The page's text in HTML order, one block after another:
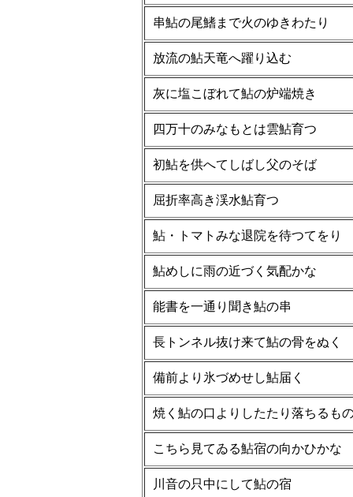
串鮎の尾鰭まで火のゆきわたり
放流の鮎天竜へ躍り込む
灰に塩こぼれて鮎の炉端焼き
四万十のみなもとは雲鮎育つ
初鮎を供へてしばし父のそば
屈折率高き渓水鮎育つ
鮎・トマトみな退院を待つてをり
鮎めしに雨の近づく気配かな
能書を一通り聞き鮎の串
長トンネル抜け来て鮎の骨をぬく
備前より氷づめせし鮎届く
焼く鮎の口よりしたたり落ちるも
こちら見てゐる鮎宿の向かひかな
川音の只中にして鮎の宿